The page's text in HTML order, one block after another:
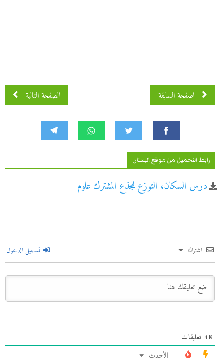
اصفحة السابقة اصفحة 2 من 3 الصفحة التالية
رابط التحميل من موقع البستان
درس السكان، التوزع للجذع المشترك علوم
اشتراك تسجيل الدخول
48 تعليقات
الأحدث